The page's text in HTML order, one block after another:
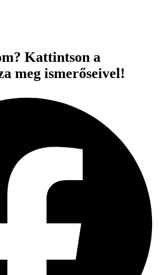
Kattintson a
meg ismerőseivel!